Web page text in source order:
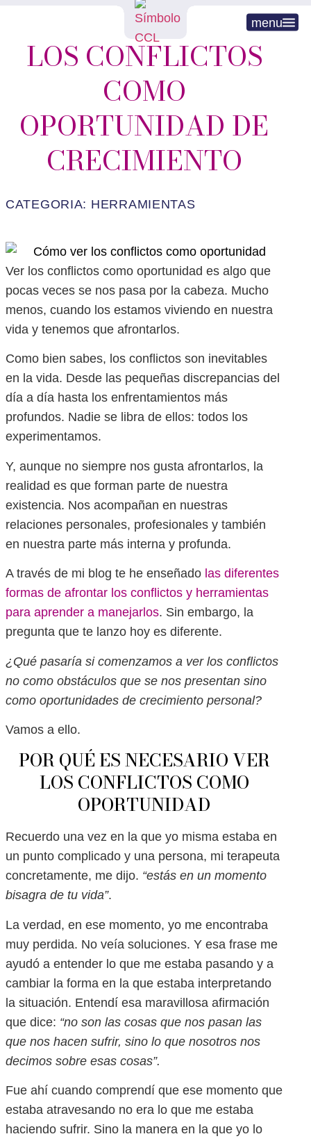
menu
LOS CONFLICTOS
COMO
OPORTUNIDAD DE
CRECIMIENTO
CATEGORIA: HERRAMIENTAS
Ver los conflictos como oportunidad es algo que
pocas veces se nos pasa por la cabeza. Mucho
menos, cuando los estamos viviendo en nuestra
vida y tenemos que afrontarlos.
Como bien sabes, los conflictos son inevitables
en la vida. Desde las pequeñas discrepancias del
día a día hasta los enfrentamientos más
profundos. Nadie se libra de ellos: todos los
experimentamos.
Y, aunque no siempre nos gusta afrontarlos, la
realidad es que forman parte de nuestra
existencia. Nos acompañan en nuestras
relaciones personales, profesionales y también
en nuestra parte más interna y profunda.
A través de mi blog te he enseñado las diferentes
formas de afrontar los conflictos y herramientas
para aprender a manejarlos. Sin embargo, la
pregunta que te lanzo hoy es diferente.
¿Qué pasaría si comenzamos a ver los conflictos
no como obstáculos que se nos presentan sino
como oportunidades de crecimiento personal?
Vamos a ello.
POR QUÉ ES NECESARIO VER
LOS CONFLICTOS COMO
OPORTUNIDAD
Recuerdo una vez en la que yo misma estaba en
un punto complicado y una persona, mi terapeuta
concretamente, me dijo. “estás en un momento
bisagra de tu vida”.
La verdad, en ese momento, yo me encontraba
muy perdida. No veía soluciones. Y esa frase me
ayudó a entender lo que me estaba pasando y a
cambiar la forma en la que estaba interpretando
la situación. Entendí esa maravillosa afirmación
que dice: “no son las cosas que nos pasan las
que nos hacen sufrir, sino lo que nosotros nos
decimos sobre esas cosas”.
Fue ahí cuando comprendí que ese momento que
estaba atravesando no era lo que me estaba
haciendo sufrir. Sino la manera en la que yo lo